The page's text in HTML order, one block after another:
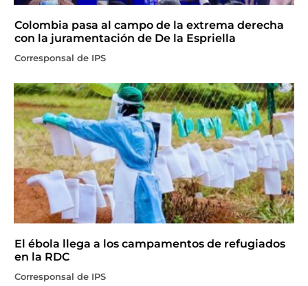
Colombia pasa al campo de la extrema derecha
con la juramentación de De la Espriella
Corresponsal de IPS
El ébola llega a los campamentos de refugiados
en la RDC
Corresponsal de IPS